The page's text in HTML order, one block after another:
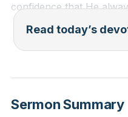
confidence that He
according to His own
just; A God of
Deuteronomy 32:4
Read today’s
Sermon Summary